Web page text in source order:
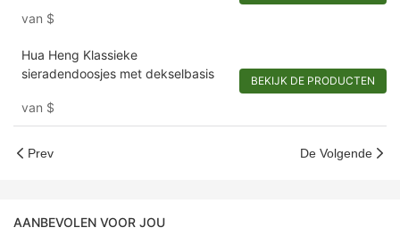
versieringen
van $
Hua Heng Klassieke
sieradendoosjes met dekselbasis
van $
BEKIJK DE PRODUCTEN
Prev De Volgende
AANBEVOLEN VOOR JOU